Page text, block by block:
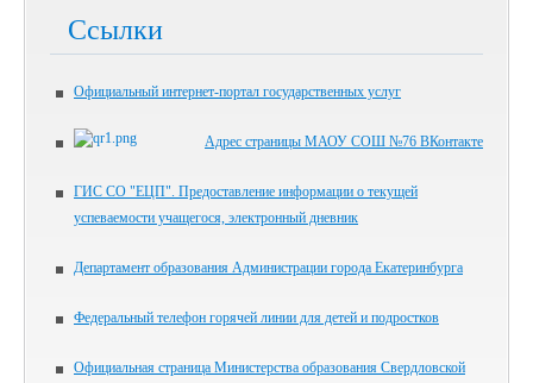
Ссылки
Официальный интернет-портал государственных услуг
Адрес страницы МАОУ СОШ №76 ВКонтакте
ГИС СО "ЕЦП". Предоставление информации о текущей
успеваемости учащегося, электронный дневник
Департамент образования Администрации города Екатеринбурга
Федеральный телефон горячей линии для детей и подростков
Официальная страница Министерства образования Свердловской